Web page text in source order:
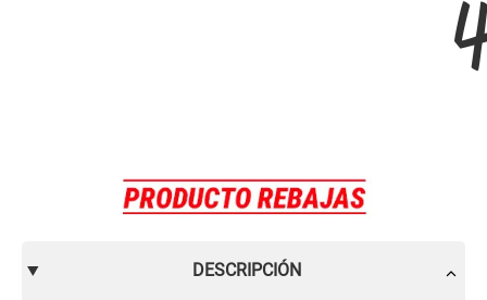
DESCRIPCIÓN